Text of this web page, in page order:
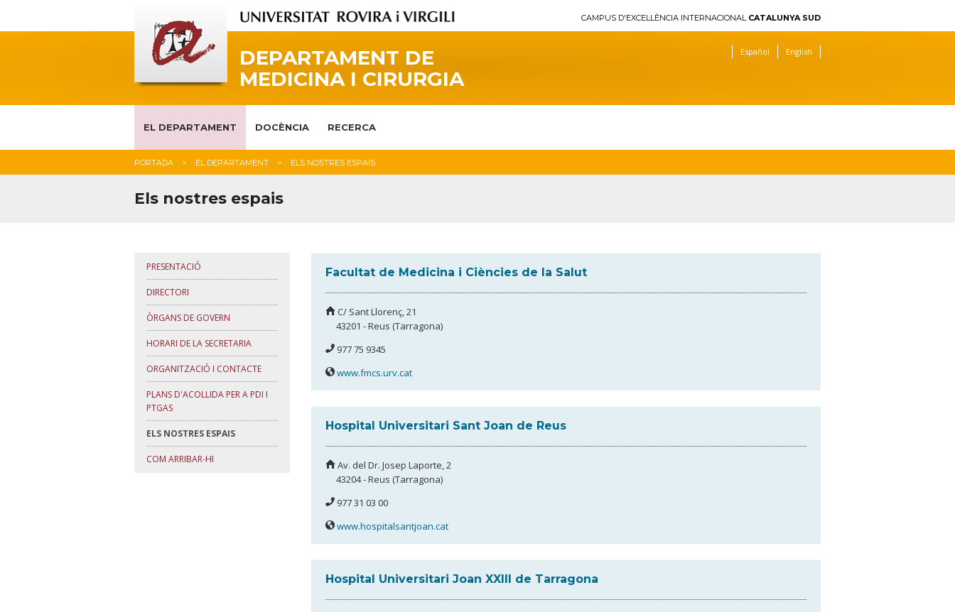
CAMPUS D'EXCEL·LÈNCIA INTERNACIONAL CATALUNYA SUD
DEPARTAMENT DE
MEDICINA I CIRURGIA
Español English
EL DEPARTAMENT DOCÈNCIA RECERCA
PORTADA EL DEPARTAMENT ELS NOSTRES ESPAIS
Els nostres espais
PRESENTACIÓ
DIRECTORI
ÒRGANS DE GOVERN
HORARI DE LA SECRETARIA
ORGANITZACIÓ I CONTACTE
PLANS D'ACOLLIDA PER A PDI I
PTGAS
ELS NOSTRES ESPAIS
COM ARRIBAR-HI
Facultat de Medicina i Ciències de la Salut
C/ Sant Llorenç, 21
43201 - Reus (Tarragona)
977 75 9345
www.fmcs.urv.cat
Hospital Universitari Sant Joan de Reus
Av. del Dr. Josep Laporte, 2
43204 - Reus (Tarragona)
977 31 03 00
www.hospitalsantjoan.cat
Hospital Universitari Joan XXIII de Tarragona